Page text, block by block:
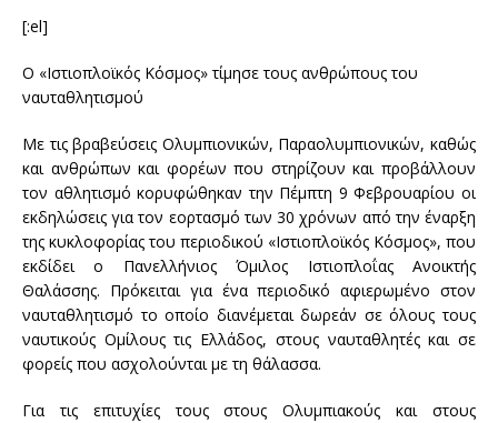
[:el]
Ο «Ιστιοπλοϊκός Κόσμος» τίμησε τους ανθρώπους του
ναυταθλητισμού
Με τις βραβεύσεις Ολυμπιονικών, Παραολυμπιονικών, καθώς
και ανθρώπων και φορέων που στηρίζουν και προβάλλουν
τον αθλητισμό κορυφώθηκαν την Πέμπτη 9 Φεβρουαρίου οι
εκδηλώσεις για τον εορτασμό των 30 χρόνων από την έναρξη
της κυκλοφορίας του περιοδικού «Ιστιοπλοϊκός Κόσμος», που
εκδίδει ο Πανελλήνιος Όμιλος Ιστιοπλοΐας Ανοικτής
Θαλάσσης. Πρόκειται για ένα περιοδικό αφιερωμένο στον
ναυταθλητισμό το οποίο διανέμεται δωρεάν σε όλους τους
ναυτικούς Ομίλους τις Ελλάδος, στους ναυταθλητές και σε
φορείς που ασχολούνται με τη θάλασσα.
Για τις επιτυχίες τους στους Ολυμπιακούς και στους